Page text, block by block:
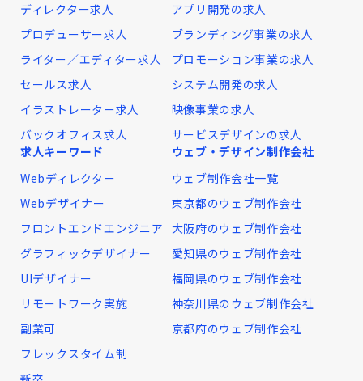
ディレクター求人
プロデューサー求人
ライター／エディター求人
セールス求人
イラストレーター求人
バックオフィス求人
アプリ開発の求人
ブランディング事業の求人
プロモーション事業の求人
システム開発の求人
映像事業の求人
サービスデザインの求人
求人キーワード
Webディレクター
Webデザイナー
フロントエンドエンジニア
グラフィックデザイナー
UIデザイナー
リモートワーク実施
副業可
フレックスタイム制
ウェブ・デザイン制作会社
ウェブ制作会社一覧
東京都のウェブ制作会社
大阪府のウェブ制作会社
愛知県のウェブ制作会社
福岡県のウェブ制作会社
神奈川県のウェブ制作会社
京都府のウェブ制作会社